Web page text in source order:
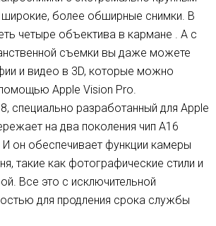
более обширные снимки. В
четыре объектива в кармане . А с
съемки вы даже можете
и видео в 3D, которые можно
Apple Vision Pro.
специально разработанный для Apple
на два поколения чип A16
И он обеспечивает функции камеры
такие как фотографические стили и
Все это с исключительной
для продления срока службы